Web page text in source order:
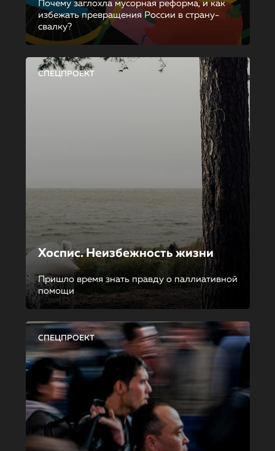
Почему заглохла мусорная реформа, и как
избежать превращения России в страну-
свалку?
СПЕЦПРОЕКТ
Хоспис. Неизбежность жизни
Пришло время знать правду о паллиативной
помощи
СПЕЦПРОЕКТ